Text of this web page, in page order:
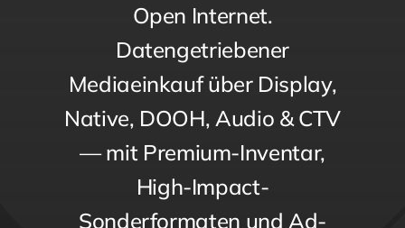
Open Internet.
Datengetriebener
Mediaeinkauf über Display,
Native, DOOH, Audio & CTV
— mit Premium-Inventar,
High-Impact-
Sonderformaten und Ad-